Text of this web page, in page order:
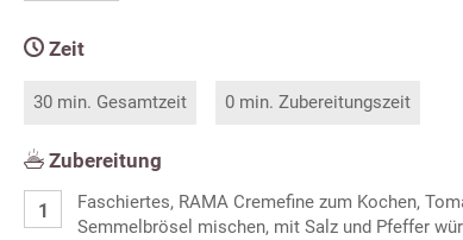
Zeit
30 min. Gesamtzeit 0 min. Zubereitungszeit
Zubereitung
Faschiertes, RAMA Cremefine zum Kochen,
Semmelbrösel mischen, mit Salz und Pfeffer